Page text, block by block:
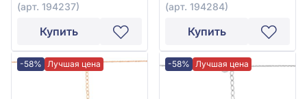
(арт. 194237)
Купить
(арт. 194284)
Купить
-58% Лучшая цена -58% Лучшая цена